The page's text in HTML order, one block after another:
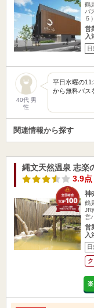
鶴
バ
５
営
入
日
40代 男
性
平日水曜の
から無料バス
関連情報から探す
縄文天然温泉 志楽
3.9点
神
鶴
JR
営
営
入
日